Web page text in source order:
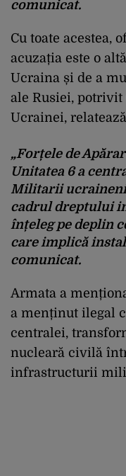
comunicat.
Cu toate acestea,
acuzația este o
Ucraina și de a
ale Rusiei, potrivit
Ucrainei, relatează
„Forțele de
Unitatea 6 a
Militarii ucraineni
cadrul dreptului
înțeleg pe deplin
care implică
comunicat.
Armata a
a menținut ilegal
centralei,
nucleară civilă
infrastructurii